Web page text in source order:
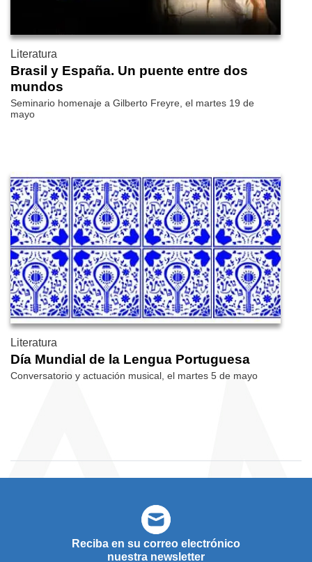
Literatura
Brasil y España. Un puente entre dos
mundos
Seminario homenaje a Gilberto Freyre, el martes 19 de
mayo
Literatura
Día Mundial de la Lengua Portuguesa
Conversatorio y actuación musical, el martes 5 de mayo
Reciba en su correo electrónico
nuestra newsletter